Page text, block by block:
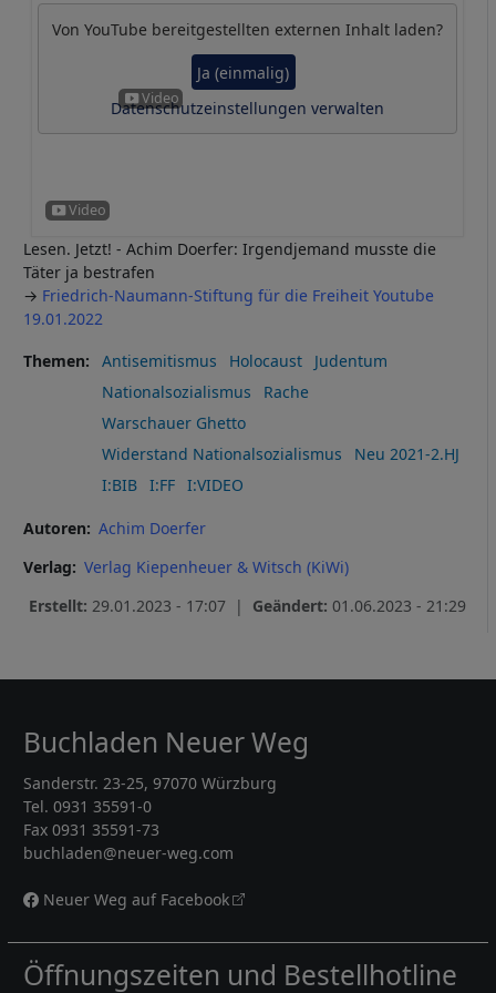
Von YouTube bereitgestellten externen Inhalt laden?
Ja (einmalig)
Datenschutzeinstellungen verwalten
Lesen. Jetzt! - Achim Doerfer: Irgendjemand musste die
Täter ja bestrafen
→ Friedrich-Naumann-Stiftung für die Freiheit Youtube
19.01.2022
Themen Antisemitismus Holocaust
Judentum
Nationalsozialismus
Rache
Warschauer Ghetto
Widerstand Nationalsozialismus
Neu 2021-2.HJ
I:BIB
I:FF I:VIDEO
Autoren
Achim Doerfer
Verlag
Verlag Kiepenheuer & Witsch (KiWi)
Erstellt: 29.01.2023 - 17:07 | Geändert: 01.06.2023 - 21:29
Buchladen Neuer Weg
Sanderstr. 23-25, 97070 Würzburg
Tel. 0931 35591-0
Fax 0931 35591-73
buchladen@neuer-weg.com
Neuer Weg auf Facebook
Öffnungszeiten und Bestellhotline